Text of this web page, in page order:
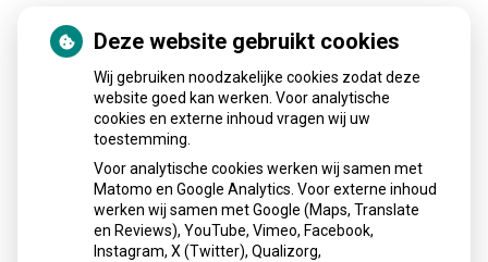
Regel met
gemak
Uw Zorg
online
Herhaalrecepten
Anticonceptiemiddelenaanvragen
Diabetesmiddelenaanvragen
Vragen stellen
Deze website gebruikt cookies
Wij gebruiken noodzakelijke cookies zodat deze
website goed kan werken. Voor analytische
cookies en externe inhoud vragen wij uw
toestemming.
Voor analytische cookies werken wij samen met
Matomo en Google Analytics. Voor externe inhoud
werken wij samen met Google (Maps, Translate
en Reviews), YouTube, Vimeo, Facebook,
Instagram, X (Twitter), Qualizorg,